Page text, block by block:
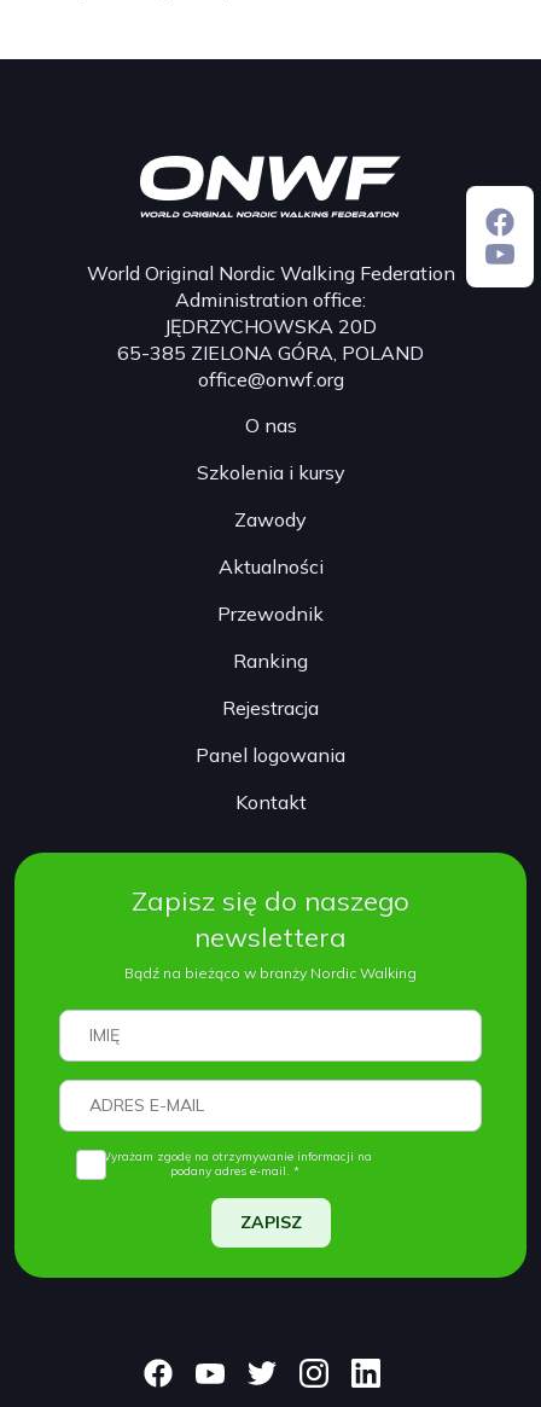
World Original Nordic Walking Federation
Administration office:
JĘDRZYCHOWSKA 20D
65-385 ZIELONA GÓRA, POLAND
office@onwf.org
O nas
Szkolenia i kursy
Zawody
Aktualności
Przewodnik
Ranking
Rejestracja
Panel logowania
Kontakt
Zapisz się do naszego
newslettera
Bądź na bieżąco w branży Nordic Walking
Wyrażam zgodę na otrzymywanie informacji na
podany adres e-mail. *
ZAPISZ